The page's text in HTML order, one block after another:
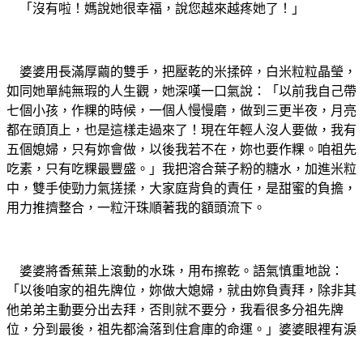
「沒有啦！媽說她很幸福，說您越來越疼她了！」
婆婆用長滿厚繭的雙手，把壓乾的米揉碎，白米粒粒晶瑩，
如同她單純無瑕的人生觀，她深嘆一口氣說：「以前我自己帶
七個小孩，作粿的時候，一個人慢慢磨，做到三更半夜，月亮
都在頭頂上，也是這樣走過來了！現在年輕人沒人要做，我有
五個媳婦，只有妳會做，以後我若不在，妳也要作粿。咱祖先
吃素，只有吃粿最豐盛。」我把溶合葉子粉的糖水，加進米粒
中，雙手使勁力氣搓揉，大家庭背負的責任，是甜蜜的負擔，
用力推擠整合，一粒汗珠順著我的額頭流下。
婆婆將香蕉葉上滾動的水珠，用布擦乾。語氣慎重地說：
「以後咱家的祖先牌位，妳做大媳婦，就由妳負責拜，除非其
他弟弟主動要分出去拜，否則就不要分，我看很多分祖先牌
位，分到最後，祖先都淪落到住倉庫的命運。」婆婆眼裡有淚